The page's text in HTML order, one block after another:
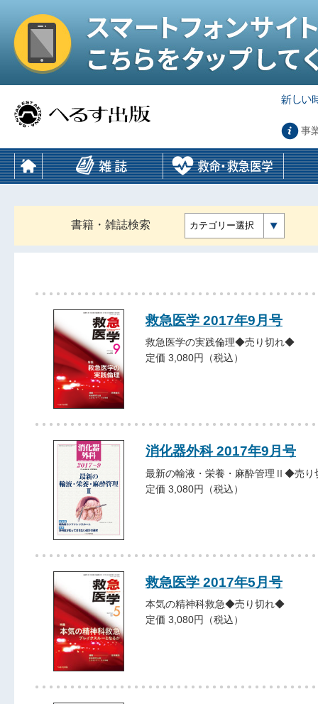
事
書籍・雑誌検索 カテゴリー選択
救急医学 2017年9月号
救急医学の実践倫理◆売り切れ◆
定価 3,080円（税込）
消化器外科 2017年9月号
最新の輸液・栄養・麻酔管理Ⅱ◆売
定価 3,080円（税込）
救急医学 2017年5月号
本気の精神科救急◆売り切れ◆
定価 3,080円（税込）